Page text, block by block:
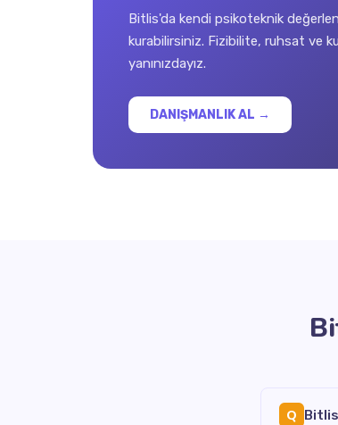
Bitlis'da kendi psikoteknik
kurabilirsiniz. Fizibilite, ruhsat ve
yanınızdayız.
DANIŞMANLIK AL →
Q